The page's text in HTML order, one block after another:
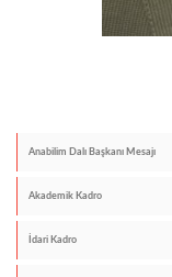
Anabilim Dalı Başkanı Mesajı
Akademik Kadro
İdari Kadro